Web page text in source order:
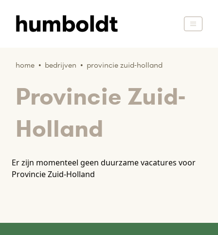
home • bedrijven • provincie zuid-holland
Provincie Zuid-
Holland
Er zijn momenteel geen duurzame vacatures voor
Provincie Zuid-Holland